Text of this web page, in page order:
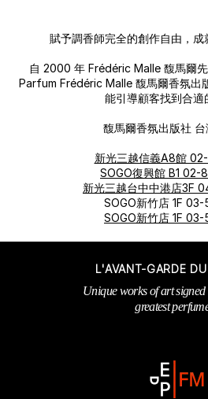
賦予調香師完全的創作自由，成
自 2000 年 Frédéric Malle 馥馬爾
Parfum Frédéric Malle 馥馬爾香氛出
能引導顧客找到合適
馥馬爾香氛出版社 台
新光三越信義A8館
SOGO復興館 B1 02-
新光三越台中中港店3F
SOGO新竹店 1F
SOGO新竹店 1F
L'AVANT-GARDE
Unique works of art signed
greatest